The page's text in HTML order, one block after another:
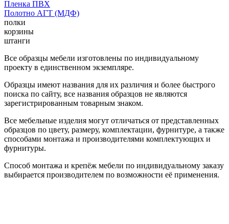
Пленка ПВХ
Полотно АГТ (МДФ)
полки
корзины
штанги
Все образцы мебели изготовлены по индивидуальному
проекту в единственном экземпляре.
Образцы имеют названия для их различия и более быстрого
поиска по сайту, все названия образцов не являются
зарегистрированным товарным знаком.
Все мебельные изделия могут отличаться от представленных
образцов по цвету, размеру, комплектации, фурнитуре, а также
способами монтажа и производителями комплектующих и
фурнитуры.
Способ монтажа и крепёж мебели по индивидуальному заказу
выбирается производителем по возможности её применения.